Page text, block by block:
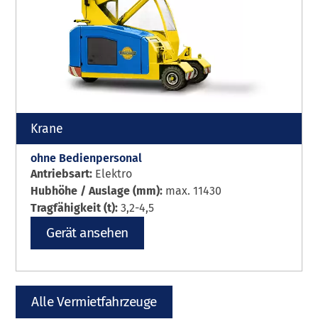
Krane
ohne Bedienpersonal
Antriebsart: Elektro
Hubhöhe / Auslage (mm): max. 11430
Tragfähigkeit (t):3,2-4,5
Gerät ansehen
Alle Vermietfahrzeuge